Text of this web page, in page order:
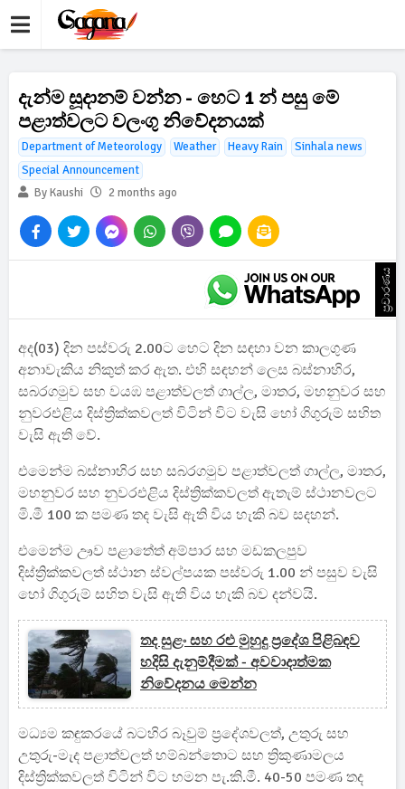
දැන්ම සූදානම් වන්න - හෙට 1 න් පසු මේ
පළාත්වලට වලංගු නිවේදනයක්
Department of Meteorology Weather Heavy Rain
Sinhala news
Special Announcement
By Kaushi
2 months ago
ප්‍රචාරණය
අද(03) දින පස්වරු 2.00ට හෙට දින සඳහා වන කාලගුණ
අනාවැකිය නිකුත් කර ඇත. එහි සඳහන් ලෙස බස්නාහිර,
සබරගමුව සහ වයඹ පළාත්වලත් ගාල්ල, මාතර, මහනුවර සහ
නුවරඑළිය දිස්ත්‍රික්කවලත් විටින් විට වැසි හෝ ගිගුරුම් සහිත
වැසි ඇති වේ.
එමෙන්ම බස්නාහිර සහ සබරගමුව පළාත්වලත් ගාල්ල, මාතර,
මහනුවර සහ නුවරඑළිය දිස්ත්‍රික්කවලත් ඇතැම් ස්ථානවලට
මි.මී 100 ක පමණ තද වැසි ඇති විය හැකි බව සදහන්.
එමෙන්ම ඌව පළාතේත් අම්පාර සහ මඩකලපුව
දිස්ත්‍රික්කවලත් ස්ථාන ස්වල්පයක පස්වරු 1.00 න් පසුව වැසි
හෝ ගිගුරුම් සහිත වැසි ඇති විය හැකි බව දන්වයි.
තද සුළං සහ රළු මුහුදු ප්‍රදේශ පිළිබඳව
හදිසි දැනුම්දීමක් - අවවාදාත්මක
නිවේදනය මෙන්න
මධ්‍යම කඳුකරයේ බටහිර බෑවුම් ප්‍රදේශවලත්, උතුරු සහ
උතුරු-මැද පළාත්වලත් හම්බන්තොට සහ ත්‍රිකුණාමලය
දිස්ත්‍රික්කවලත් විටින් විට හමන පැ.කි.මී. 40-50 පමණ තද